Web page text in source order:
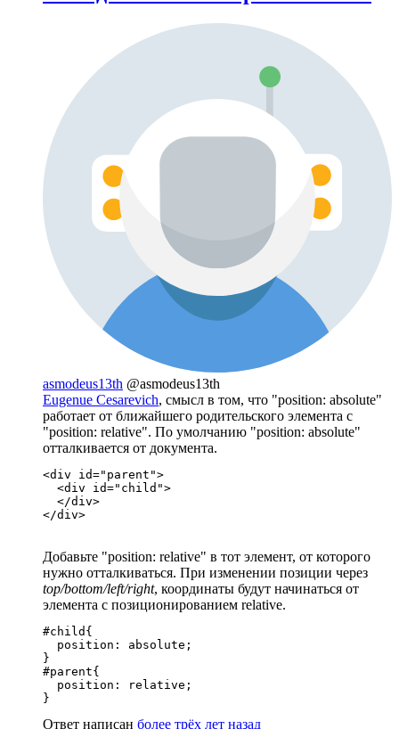
asmodeus13th @asmodeus13th
Eugenue Cesarevich, смысл в том, что "position: absolute"
работает от ближайшего родительского элемента с
"position: relative". По умолчанию "position: absolute"
отталкивается от документа.
<div id="parent">
  <div id="child">
  </div>
</div>
Добавьте "position: relative" в тот элемент, от которого
нужно отталкиваться. При изменении позиции через
top/bottom/left/right, координаты будут начинаться от
элемента с позиционированием relative.
#child{
  position: absolute;
}
#parent{
  position: relative;
}
Ответ написан более трёх лет назад